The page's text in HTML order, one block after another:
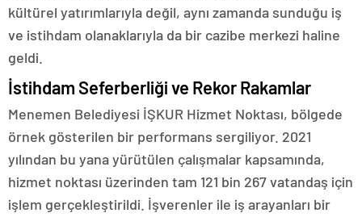
kültürel yatırımlarıyla değil, aynı zamanda sunduğu iş
ve istihdam olanaklarıyla da bir cazibe merkezi haline
geldi.
İstihdam Seferberliği ve Rekor Rakamlar
Menemen Belediyesi İŞKUR Hizmet Noktası, bölgede
örnek gösterilen bir performans sergiliyor. 2021
yılından bu yana yürütülen çalışmalar kapsamında,
hizmet noktası üzerinden tam 121 bin 267 vatandaş için
işlem gerçekleştirildi. İşverenler ile iş arayanları bir